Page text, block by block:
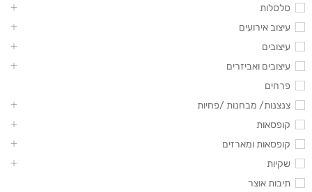
סלסלות
עיצוב אירועים
עיצובים
עיצובים ואביזרים
פרחים
צנצנות/ מבחנות /פחיות
קופסאות
קופסאות ומארזים
שקיות
תיבות אוצר